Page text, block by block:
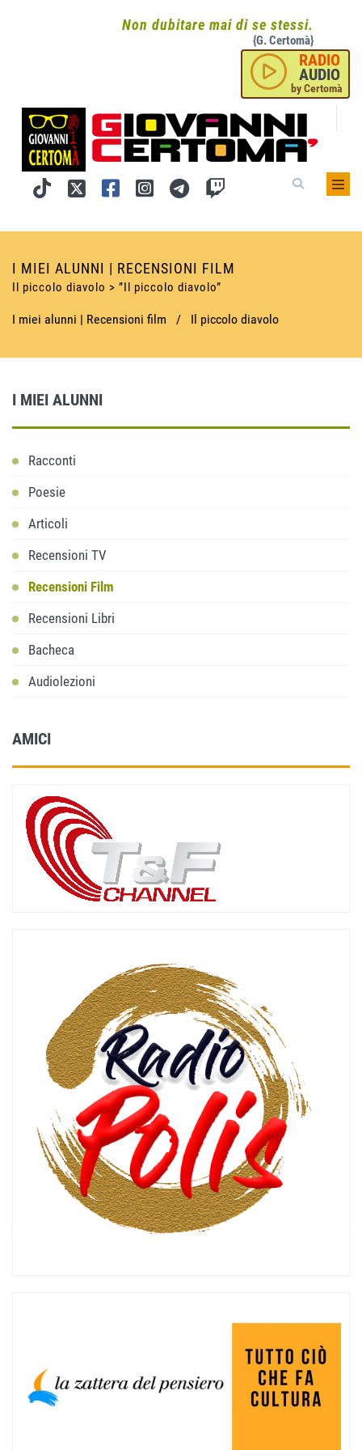
Non dubitare mai di se stessi.
{G. Certomà}
RADIO
AUDIO
by Certomà
I MIEI ALUNNI | RECENSIONI FILM
Il piccolo diavolo > ”Il piccolo diavolo”
I miei alunni | Recensioni film / Il piccolo diavolo
I MIEI ALUNNI
Racconti
Poesie
Articoli
Recensioni TV
Recensioni Film
Recensioni Libri
Bacheca
Audiolezioni
AMICI